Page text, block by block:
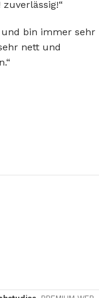
zuverlässig!“
und bin immer sehr
nett und